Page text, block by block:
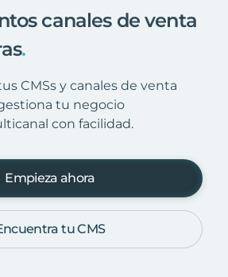
canales de venta
.
CMSs y canales de venta
tu negocio
con facilidad.
Empieza ahora
tu CMS